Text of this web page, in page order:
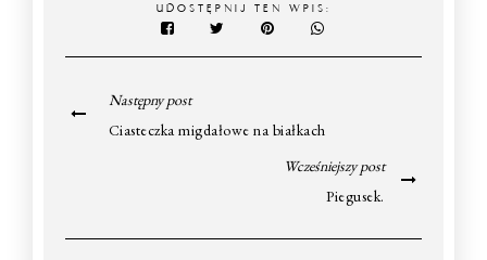
UDOSTĘPNIJ TEN WPIS:
Następny post
Ciasteczka migdałowe na białkach
Wcześniejszy post
Piegusek.